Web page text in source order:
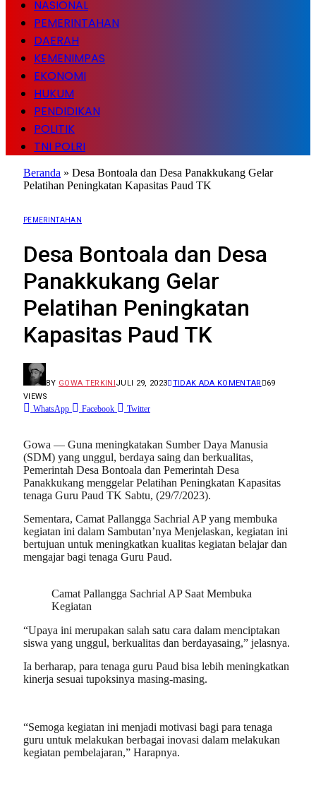
NASIONAL
PEMERINTAHAN
DAERAH
KEMENIMPAS
EKONOMI
HUKUM
PENDIDIKAN
POLITIK
TNI POLRI
Beranda » Desa Bontoala dan Desa Panakkukang Gelar
Pelatihan Peningkatan Kapasitas Paud TK
PEMERINTAHAN
Desa Bontoala dan Desa
Panakkukang Gelar
Pelatihan Peningkatan
Kapasitas Paud TK
BY GOWA TERKINIJULI 29, 2023 TIDAK ADA KOMENTAR
69
VIEWS
WhatsApp Facebook Twitter
Gowa — Guna meningkatakan Sumber Daya Manusia
(SDM) yang unggul, berdaya saing dan berkualitas,
Pemerintah Desa Bontoala dan Pemerintah Desa
Panakkukang menggelar Pelatihan Peningkatan Kapasitas
tenaga Guru Paud TK Sabtu, (29/7/2023).
Sementara, Camat Pallangga Sachrial AP yang membuka
kegiatan ini dalam Sambutan’nya Menjelaskan, kegiatan ini
bertujuan untuk meningkatkan kualitas kegiatan belajar dan
mengajar bagi tenaga Guru Paud.
Camat Pallangga Sachrial AP Saat Membuka
Kegiatan
“Upaya ini merupakan salah satu cara dalam menciptakan
siswa yang unggul, berkualitas dan berdayasaing,” jelasnya.
Ia berharap, para tenaga guru Paud bisa lebih meningkatkan
kinerja sesuai tupoksinya masing-masing.
“Semoga kegiatan ini menjadi motivasi bagi para tenaga
guru untuk melakukan berbagai inovasi dalam melakukan
kegiatan pembelajaran,” Harapnya.